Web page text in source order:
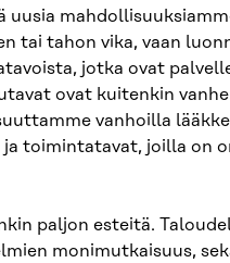
uusia
tai tahon vika, vaan
jotka ovat
ovat kuitenkin
vanhoilla
ja toimintatavat, joilla on
paljon esteitä.
monimutkaisuus,